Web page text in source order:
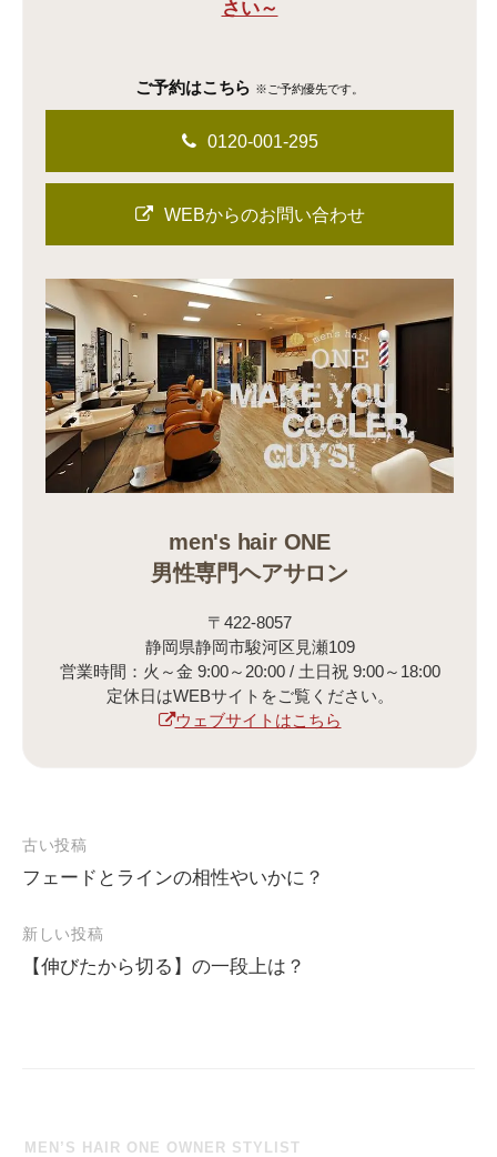
さい～
ご予約はこちら ※ご予約優先です。
0120-001-295
WEBからのお問い合わせ
men's hair ONE
男性専門ヘアサロン
〒422-8057
静岡県静岡市駿河区見瀬109
営業時間：火～金 9:00～20:00 / 土日祝 9:00～18:00
定休日はWEBサイトをご覧ください。
ウェブサイトはこちら
稿
ナ
古い投稿
フェードとラインの相性やいかに？
新しい投稿
【伸びたから切る】の一段上は？
MEN’S HAIR ONE OWNER STYLIST